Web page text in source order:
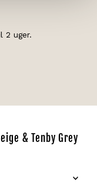
2 uger.
& Tenby Grey